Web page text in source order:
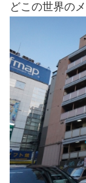
どこの世界の